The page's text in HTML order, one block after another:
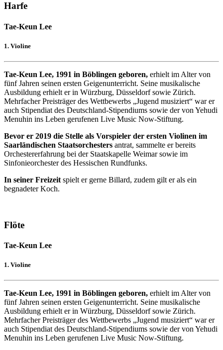
Harfe
Tae-Keun Lee
1. Violine
Tae-Keun Lee, 1991 in Böblingen geboren, erhielt im Alter von
fünf Jahren seinen ersten Geigenunterricht. Seine musikalische
Ausbildung erhielt er in Würzburg, Düsseldorf sowie Zürich.
Mehrfacher Preisträger des Wettbewerbs „Jugend musiziert“ war er
auch Stipendiat des Deutschland-Stipendiums sowie der von Yehudi
Menuhin ins Leben gerufenen Live Music Now-Stiftung.
Bevor er 2019 die Stelle als Vorspieler der ersten Violinen im
Saarländischen Staatsorchesters antrat, sammelte er bereits
Orchestererfahrung bei der Staatskapelle Weimar sowie im
Sinfonieorchester des Hessischen Rundfunks.
In seiner Freizeit spielt er gerne Billard, zudem gilt er als ein
begnadeter Koch.
Flöte
Tae-Keun Lee
1. Violine
Tae-Keun Lee, 1991 in Böblingen geboren, erhielt im Alter von
fünf Jahren seinen ersten Geigenunterricht. Seine musikalische
Ausbildung erhielt er in Würzburg, Düsseldorf sowie Zürich.
Mehrfacher Preisträger des Wettbewerbs „Jugend musiziert“ war er
auch Stipendiat des Deutschland-Stipendiums sowie der von Yehudi
Menuhin ins Leben gerufenen Live Music Now-Stiftung.